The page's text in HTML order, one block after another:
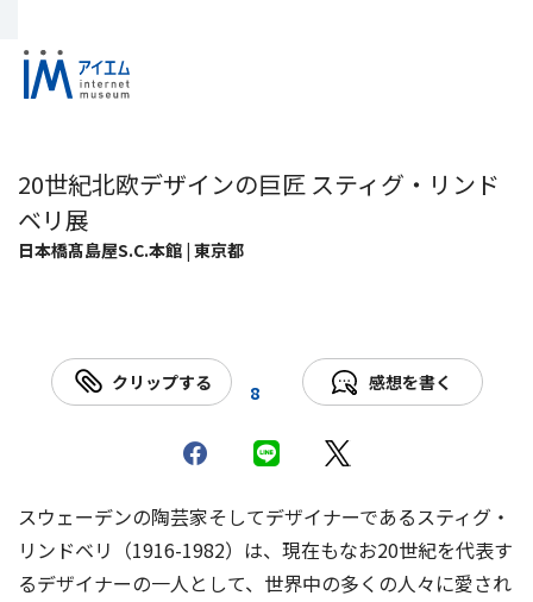
20世紀北欧デザインの巨匠 スティグ・リンド
ベリ展
日本橋髙島屋S.C.本館 | 東京都
クリップする 8 感想を書く
スウェーデンの陶芸家そしてデザイナーであるスティグ・
リンドベリ（1916-1982）は、現在もなお20世紀を代表す
るデザイナーの一⼈として、世界中の多くの⼈々に愛され